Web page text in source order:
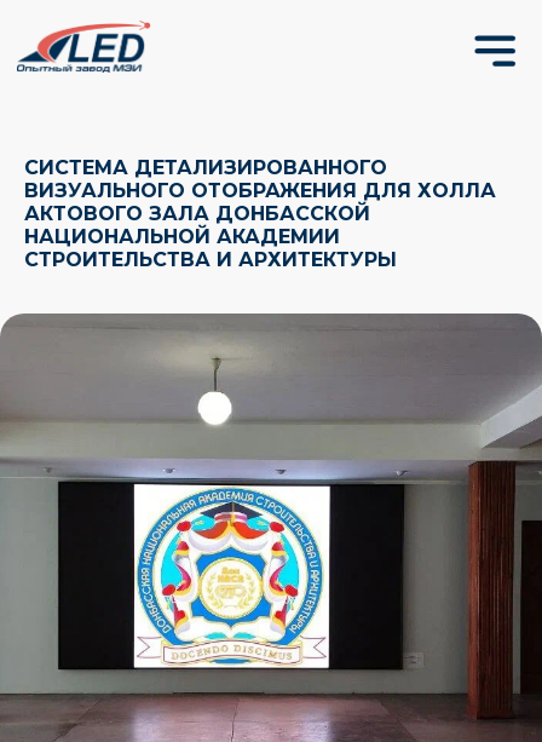
СИСТЕМА ДЕТАЛИЗИРОВАННОГО
ВИЗУАЛЬНОГО ОТОБРАЖЕНИЯ ДЛЯ ХОЛЛА
АКТОВОГО ЗАЛА ДОНБАССКОЙ
НАЦИОНАЛЬНОЙ АКАДЕМИИ
СТРОИТЕЛЬСТВА И АРХИТЕКТУРЫ